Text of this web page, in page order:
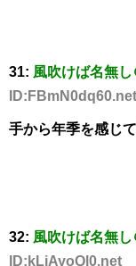
31: 風吹けば名無
ID:FBmN0dq60.net
手から年季を感じ
32: 風吹けば名無
ID:kLjAyoQl0.net